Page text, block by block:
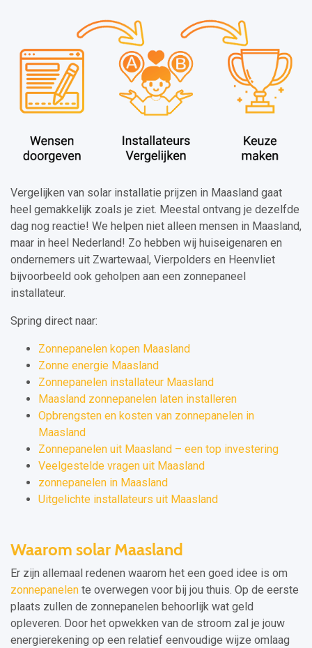
Vergelijken van solar installatie prijzen in Maasland gaat
heel gemakkelijk zoals je ziet. Meestal ontvang je dezelfde
dag nog reactie! We helpen niet alleen mensen in Maasland,
maar in heel Nederland! Zo hebben wij huiseigenaren en
ondernemers uit Zwartewaal, Vierpolders en Heenvliet
bijvoorbeeld ook geholpen aan een zonnepaneel
installateur.
Spring direct naar:
Zonnepanelen kopen Maasland
Zonne energie Maasland
Zonnepanelen installateur Maasland
Maasland zonnepanelen laten installeren
Opbrengsten en kosten van zonnepanelen in
Maasland
Zonnepanelen uit Maasland – een top investering
Veelgestelde vragen uit Maasland
zonnepanelen in Maasland
Uitgelichte installateurs uit Maasland
Waarom solar Maasland
Er zijn allemaal redenen waarom het een goed idee is om
zonnepanelen te overwegen voor bij jou thuis. Op de eerste
plaats zullen de zonnepanelen behoorlijk wat geld
opleveren. Door het opwekken van de stroom zal je jouw
energierekening op een relatief eenvoudige wijze omlaag